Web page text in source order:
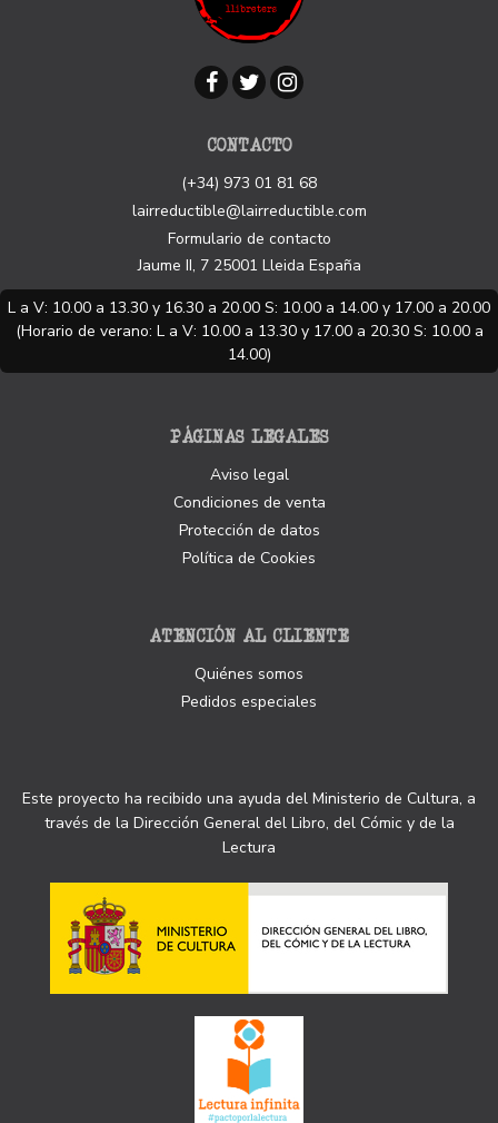
CONTACTO
(+34) 973 01 81 68
lairreductible@lairreductible.com
Formulario de contacto
Jaume II, 7 25001 Lleida España
L a V: 10.00 a 13.30 y 16.30 a 20.00 S: 10.00 a 14.00 y 17.00 a 20.00
(Horario de verano: L a V: 10.00 a 13.30 y 17.00 a 20.30 S: 10.00 a
14.00)
PÁGINAS LEGALES
Aviso legal
Condiciones de venta
Protección de datos
Política de Cookies
ATENCIÓN AL CLIENTE
Quiénes somos
Pedidos especiales
Este proyecto ha recibido una ayuda del Ministerio de Cultura, a
través de la Dirección General del Libro, del Cómic y de la
Lectura